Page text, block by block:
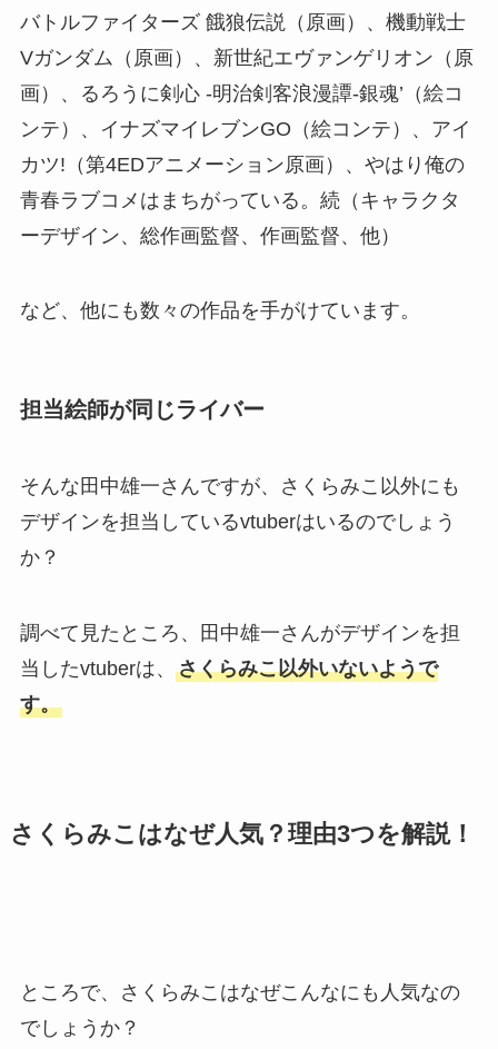
バトルファイターズ 餓狼伝説（原画）、機動戦士
Vガンダム（原画）、新世紀エヴァンゲリオン（原
画）、るろうに剣心 -明治剣客浪漫譚-銀魂’（絵コ
ンテ）、イナズマイレブンGO（絵コンテ）、アイ
カツ!（第4EDアニメーション原画）、やはり俺の
青春ラブコメはまちがっている。続（キャラクタ
ーデザイン、総作画監督、作画監督、他）
など、他にも数々の作品を手がけています。
担当絵師が同じライバー
そんな田中雄一さんですが、さくらみこ以外にも
デザインを担当しているvtuberはいるのでしょう
か？
調べて見たところ、田中雄一さんがデザインを担
当したvtuberは、 さくらみこ以外いないようで
す。
さくらみこはなぜ人気？理由3つを解説！
ところで、さくらみこはなぜこんなにも人気なの
でしょうか？